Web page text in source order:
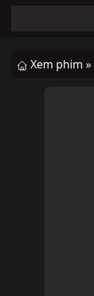
Xem phim »